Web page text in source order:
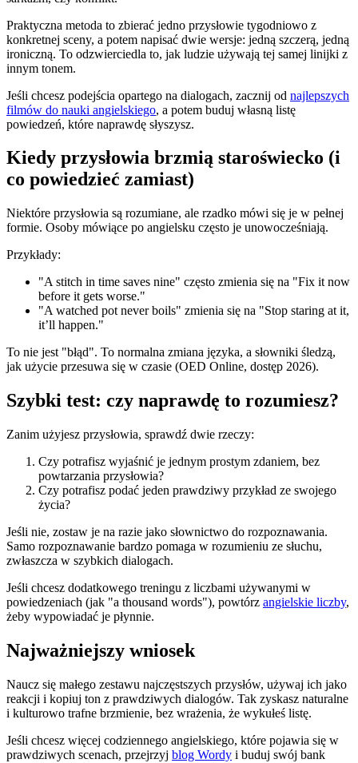
Praktyczna metoda to zbierać jedno przysłowie tygodniowo z
konkretnej sceny, a potem napisać dwie wersje: jedną szczerą, jedną
ironiczną. To odzwierciedla to, jak ludzie używają tej samej linijki z
innym tonem.
Jeśli chcesz podejścia opartego na dialogach, zacznij od najlepszych
filmów do nauki angielskiego, a potem buduj własną listę
powiedzeń, które naprawdę słyszysz.
Kiedy przysłowia brzmią staroświecko (i
co powiedzieć zamiast)
Niektóre przysłowia są rozumiane, ale rzadko mówi się je w pełnej
formie. Osoby mówiące po angielsku często je unowocześniają.
Przykłady:
"A stitch in time saves nine" często zmienia się na "Fix it now
before it gets worse."
"A watched pot never boils" zmienia się na "Stop staring at it,
it’ll happen."
To nie jest "błąd". To normalna zmiana języka, a słowniki śledzą,
jak użycie przesuwa się w czasie (OED Online, dostęp 2026).
Szybki test: czy naprawdę to rozumiesz?
Zanim użyjesz przysłowia, sprawdź dwie rzeczy:
Czy potrafisz wyjaśnić je jednym prostym zdaniem, bez
powtarzania przysłowia?
Czy potrafisz podać jeden prawdziwy przykład ze swojego
życia?
Jeśli nie, zostaw je na razie jako słownictwo do rozpoznawania.
Samo rozpoznawanie bardzo pomaga w rozumieniu ze słuchu,
zwłaszcza w szybkich dialogach.
Jeśli chcesz dodatkowego treningu z liczbami używanymi w
powiedzeniach (jak "a thousand words"), powtórz angielskie liczby,
żeby wypowiadać je płynnie.
Najważniejszy wniosek
Naucz się małego zestawu najczęstszych przysłów, używaj ich jako
reakcji i kopiuj ton z prawdziwych dialogów. Tak zyskasz naturalne
i kulturowo trafne brzmienie, bez wrażenia, że wykułeś listę.
Jeśli chcesz więcej codziennego angielskiego, które pojawia się w
prawdziwych scenach, przejrzyj blog Wordy i buduj swój bank